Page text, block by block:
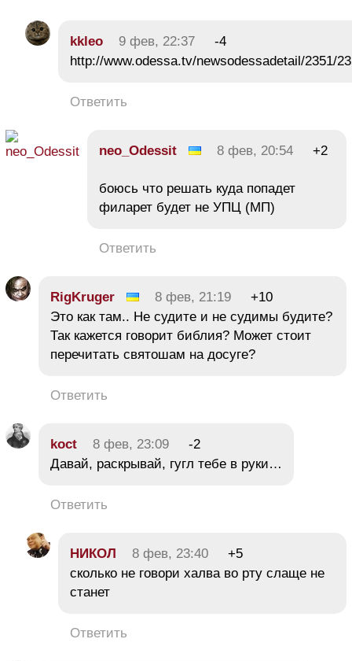
kkleo 9 фев, 22:37
-4
http://www.odessa.tv/newsodessadetail/2351/
Ответить
neo_Odessit 8 фев, 20:54 +2
боюсь что решать куда попадет
филарет будет не УПЦ (МП)
Ответить
RigKruger 8 фев, 21:19
+10
Это как там.. Не судите и не судимы будите?
Так кажется говорит библия? Может стоит
перечитать святошам на досуге?
Ответить
koct 8 фев, 23:09
-2
Давай, раскрывай, гугл тебе в руки…
Ответить
НИКОЛ 8 фев, 23:40
+5
сколько не говори халва во рту слаще не
станет
Ответить